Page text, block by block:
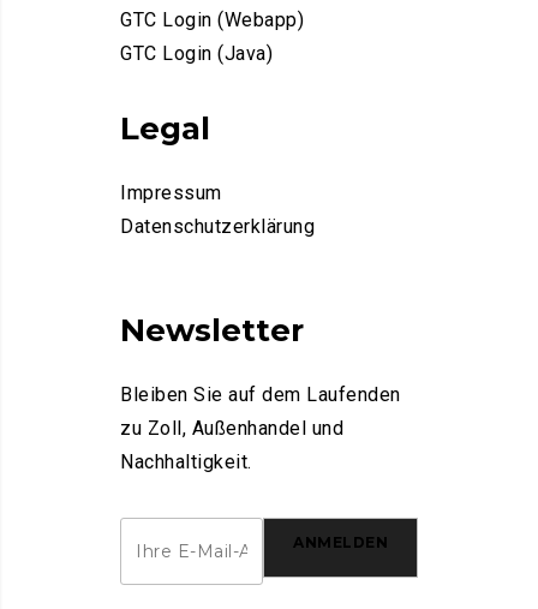
GTC Login (Webapp)
GTC Login (Java)
Legal
Impressum
Datenschutzerklärung
Newsletter
Bleiben Sie auf dem Laufenden
zu Zoll, Außenhandel und
Nachhaltigkeit.
ANMELDEN